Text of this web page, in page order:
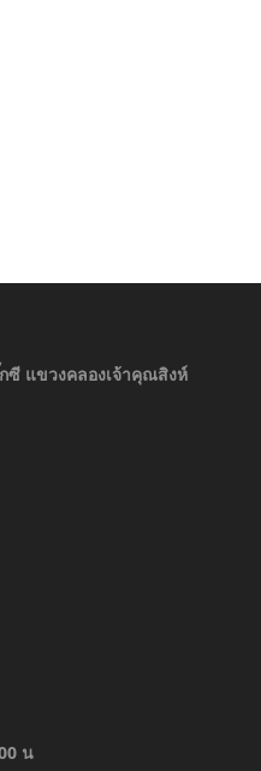
ซี แขวงคลองเจ้าคุณสิงห์
น